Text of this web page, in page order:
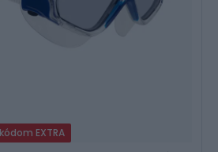
EXTRA